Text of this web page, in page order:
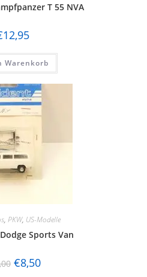
T 55 NVA
12,95
Warenkorb
, PKW, US-Modelle
Sports Van
€8,50